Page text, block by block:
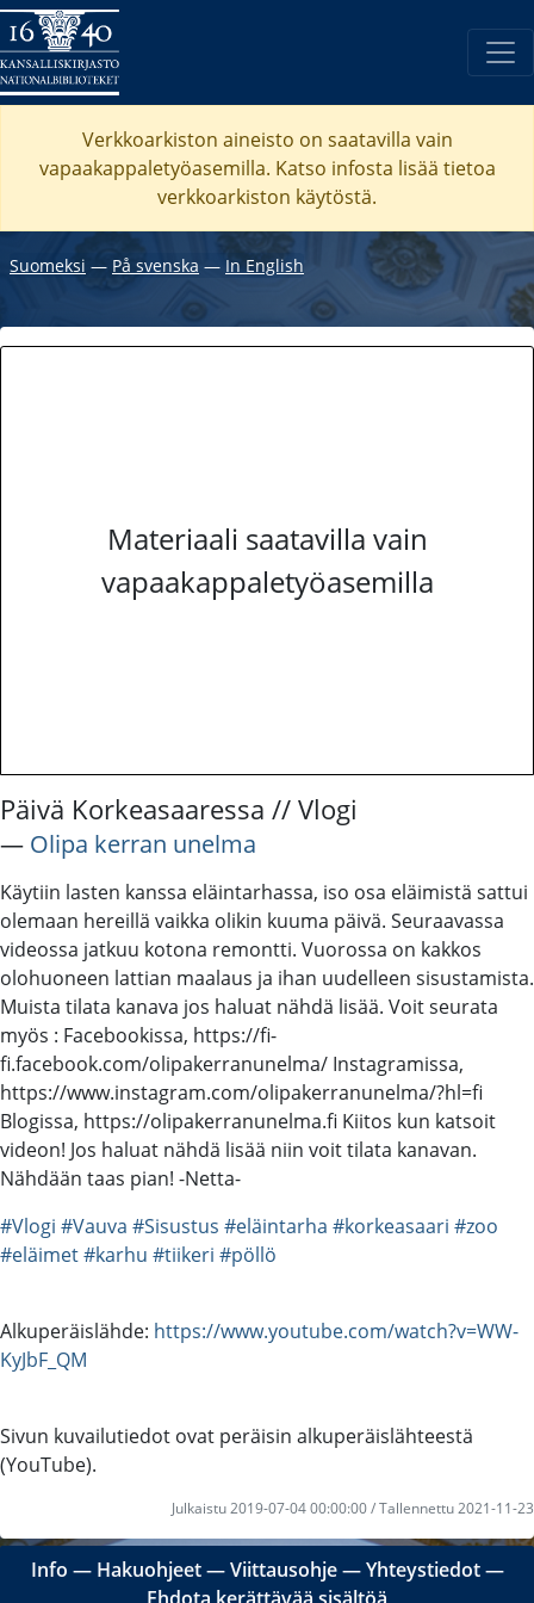
Verkkoarkiston aineisto on saatavilla vain
vapaakappaletyöasemilla. Katso infosta lisää tietoa
verkkoarkiston käytöstä.
Suomeksi ― På svenska ― In English
Materiaali saatavilla vain
vapaakappaletyöasemilla
Päivä Korkeasaaressa // Vlogi
― Olipa kerran unelma
Käytiin lasten kanssa eläintarhassa, iso osa eläimistä sattui
olemaan hereillä vaikka olikin kuuma päivä. Seuraavassa
videossa jatkuu kotona remontti. Vuorossa on kakkos
olohuoneen lattian maalaus ja ihan uudelleen sisustamista.
Muista tilata kanava jos haluat nähdä lisää. Voit seurata
myös : Facebookissa, https://fi-
fi.facebook.com/olipakerranunelma/ Instagramissa,
https://www.instagram.com/olipakerranunelma/?hl=fi
Blogissa, https://olipakerranunelma.fi Kiitos kun katsoit
videon! Jos haluat nähdä lisää niin voit tilata kanavan.
Nähdään taas pian! -Netta-
#Vlogi #Vauva #Sisustus #eläintarha #korkeasaari #zoo
#eläimet#karhu #tiikeri #pöllö
Alkuperäislähde: https://www.youtube.com/watch?v=WW-
KyJbF_QM
Sivun kuvailutiedot ovat peräisin alkuperäislähteestä
(YouTube).
Julkaistu 2019-07-04 00:00:00 / Tallennettu 2021-11-23
Info ― Hakuohjeet―Viittausohje―Yhteystiedot―